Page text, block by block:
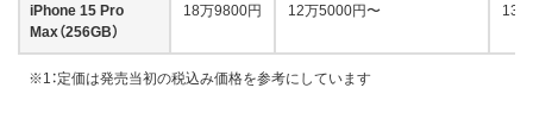
iPhone 15 Pro
Max（256GB）
18万9800円 12万5000円〜 13
※1：定価は発売当初の税込み価格を参考にしています